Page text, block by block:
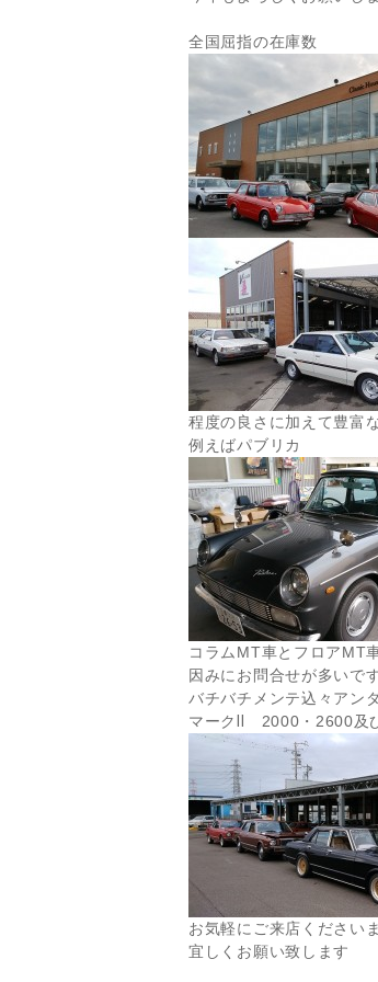
全国屈指の在庫数
程度の良さに加えて豊富
例えばパブリカ
コラムMT車とフロアMT
因みにお問合せが多いで
バチバチメンテ込々アン
マークⅡ 2000・2600及
お気軽にご来店ください
宜しくお願い致します